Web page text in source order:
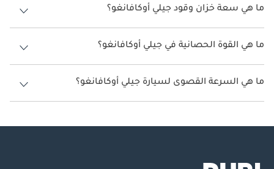
ما هي سعة خزان وقود جيلي أوكافانغو؟
سعة خزان وقود جيلي أوكافانغو 65 ليتر.
ما هي القوة الحصانية في جيلي أوكافانغو؟
تنتج جيلي أوكافانغو قوة 218 حصان.
ما هي السرعة القصوى لسيارة جيلي أوكافانغو؟
السرعة القصوى لسيارة جيلي أوكافانغو هي 180 كم/الساعة.